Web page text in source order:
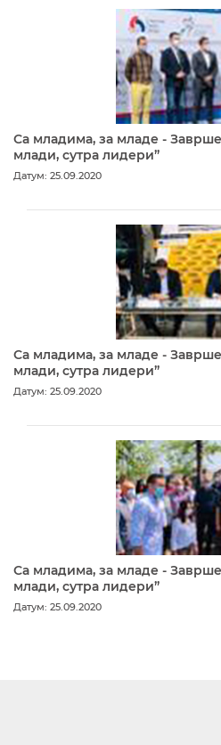
Са младима, за младе -
млади, сутра лидери”
Датум: 25.09.2020
Са младима, за младе -
млади, сутра лидери”
Датум: 25.09.2020
Са младима, за младе -
млади, сутра лидери”
Датум: 25.09.2020